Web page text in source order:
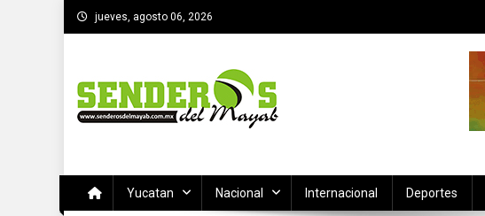
Saltar
al
jueves, agosto 06, 2026
Yucatan Nacional Internacional Deportes